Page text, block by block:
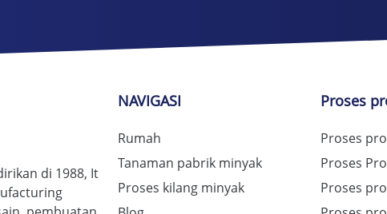
di 1988, It
NAVIGASI
Rumah
Tanaman pabrik minyak
Proses kilang minyak
Proses
Proses
Proses
Proses